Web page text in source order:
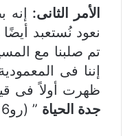
الأمر الثانى: إنه
تم صلبنا مع
إننا فى
ظهرت أولاً فى
جدة الحياة ” (رو4:6).